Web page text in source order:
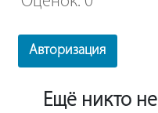
Авторизация
Ещё никто